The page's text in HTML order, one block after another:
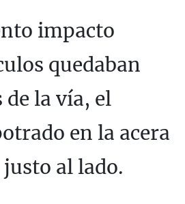
impacto
quedaban
de la vía, el
en la acera
al lado.